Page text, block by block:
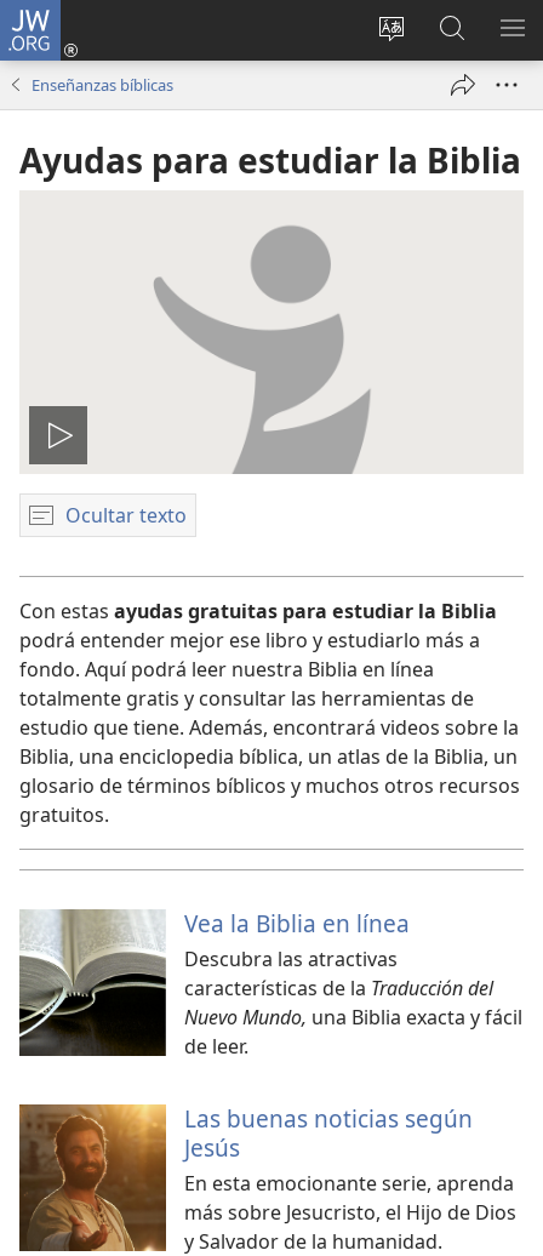
JW.ORG
Idioma
escoger
del sitio
Iniciar
sesión
ventana)
en
jw.org
Enseñanzas bíblicas
Ayudas para estudiar la Biblia
Reproducir
video
Ocultar texto
Con estas ayudas gratuitas para estudiar la Biblia
podrá entender mejor ese libro y estudiarlo más a
fondo. Aquí podrá leer nuestra Biblia en línea
totalmente gratis y consultar las herramientas de
estudio que tiene. Además, encontrará videos sobre la
Biblia, una enciclopedia bíblica, un atlas de la Biblia, un
glosario de términos bíblicos y muchos otros recursos
gratuitos.
Vea la Biblia en línea
Descubra las atractivas
características de la Traducción del
Nuevo Mundo, una Biblia exacta y fácil
de leer.
Las buenas noticias según
Jesús
En esta emocionante serie, aprenda
más sobre Jesucristo, el Hijo de Dios
y Salvador de la humanidad.